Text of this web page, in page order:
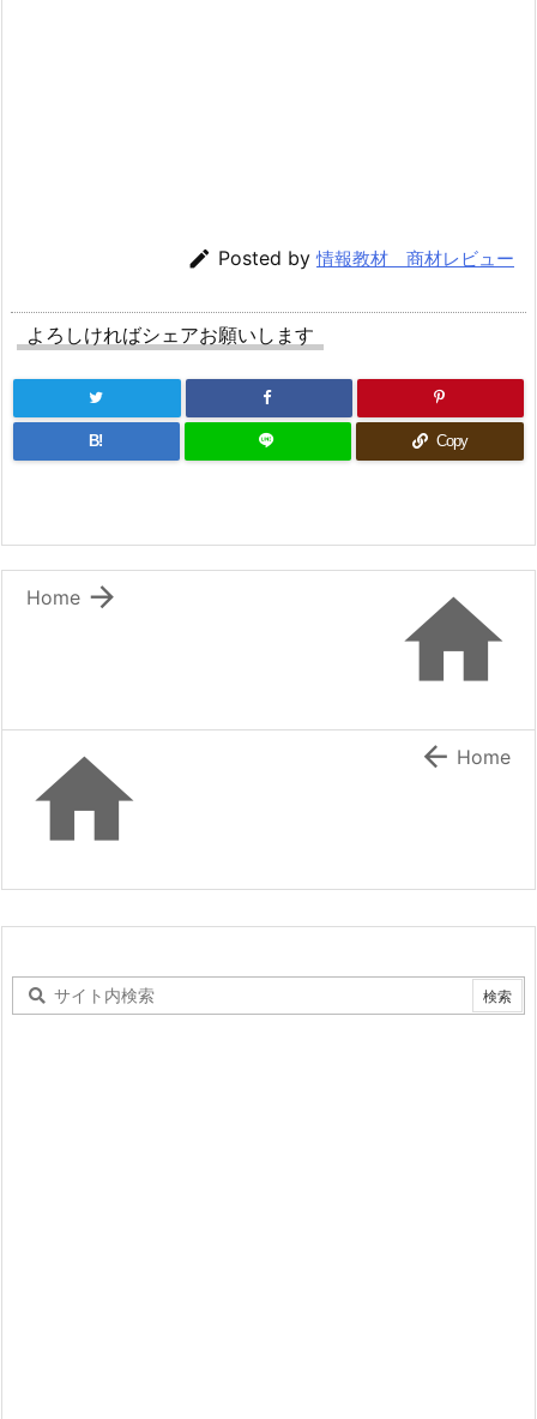
 Posted by情報教材 商材レビュー
よろしければシェアお願いします
B! Copy


Home
  Home